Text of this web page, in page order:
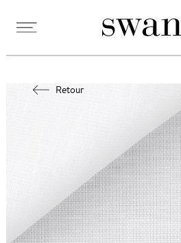
Retour